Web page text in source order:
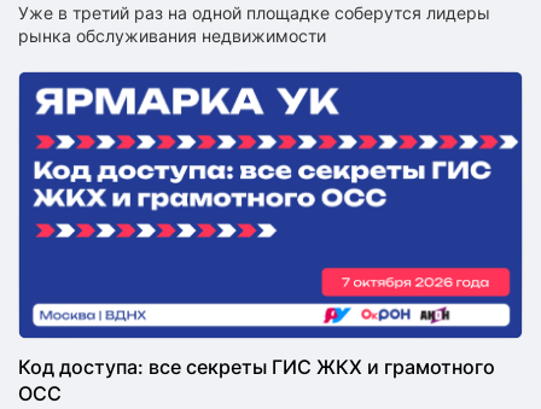
Уже в третий раз на одной площадке соберутся лидеры
рынка обслуживания недвижимости
Код доступа: все секреты ГИС ЖКХ и грамотного
ОСС